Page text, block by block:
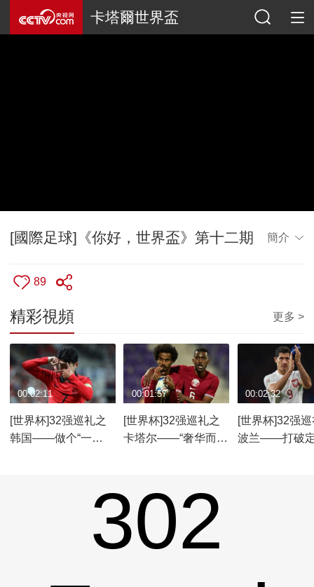
卡塔爾世界盃
[國際足球]《你好，世界盃》第十二期 簡介
89
精彩視頻 更多 >
[世界杯]32强巡礼之
韩国——做个“一
00:02:11
[世界杯]32强巡礼之
卡塔尔——“奢华而神
00:01:57
[世界杯]32强
波兰——打破
00:02:32
302